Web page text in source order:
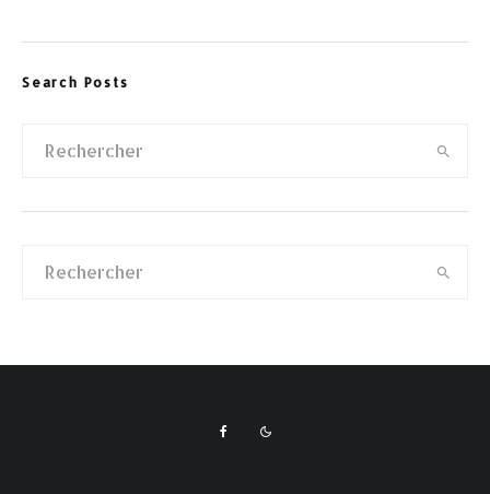
Search Posts